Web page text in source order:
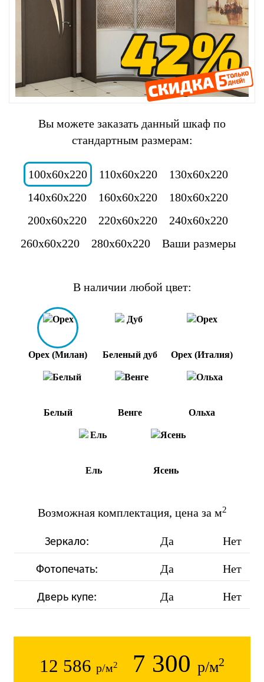
Вы можете заказать данный шкаф по
стандартным размерам:
100x60x220 110x60x220
130x60x220
140x60x220
160x60x220
180x60x220
200x60x220
220x60x220
240x60x220
260x60x220
280x60x220 Ваши размеры
В наличии любой цвет:
Орех (Милан) Беленый дуб Орех (Италия)
Белый Венге Ольха
Ель Ясень
Возможная комплектация, цена за м2
Зеркало: Да Нет
Фотопечать: Да Нет
Дверь купе: Да Нет
12 586 р/м2 7 300 р/м2